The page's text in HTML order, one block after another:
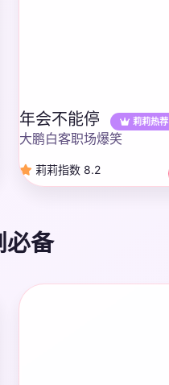
年会不能停 莉莉热荐
大鹏白客职场爆笑
莉莉指数 8.2
必备